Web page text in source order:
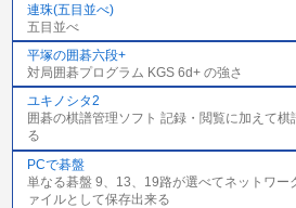
連珠(五目並べ)
五目並べ
平塚の囲碁六段+
対局囲碁プログラム KGS 6d+ の強さ
ユキノシタ2
囲碁の棋譜管理ソフト 記録・閲覧に加えて棋
る
PCで碁盤
単なる碁盤 9、13、19路が選べてネットワー
ァイルとして保存出来る